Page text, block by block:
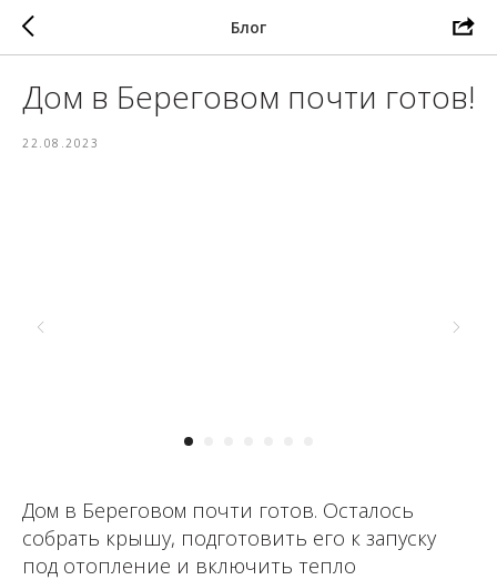
Блог
Дом в Береговом почти готов!
22.08.2023
Дом в Береговом почти готов. Осталось
собрать крышу, подготовить его к запуску
под отопление и включить тепло